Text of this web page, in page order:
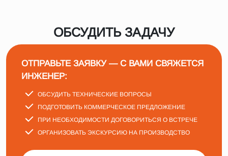
ОБСУДИТЬ ЗАДАЧУ
ОТПРАВЬТЕ ЗАЯВКУ — С ВАМИ СВЯЖЕТСЯ
ИНЖЕНЕР:
ОБСУДИТЬ ТЕХНИЧЕСКИЕ ВОПРОСЫ
ПОДГОТОВИТЬ КОММЕРЧЕСКОЕ ПРЕДЛОЖЕНИЕ
ПРИ НЕОБХОДИМОСТИ ДОГОВОРИТЬСЯ О ВСТРЕЧЕ
ОРГАНИЗОВАТЬ ЭКСКУРСИЮ НА ПРОИЗВОДСТВО